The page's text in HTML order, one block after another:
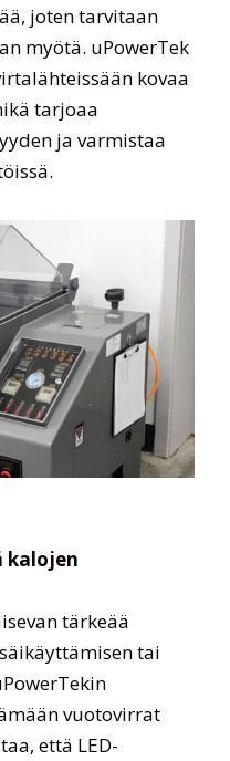
joten tarvitaan
myötä. uPowerTek
kovaa
tarjoaa
ja varmistaa
kalojen
tärkeää
tai
vuotovirrat
että LED-